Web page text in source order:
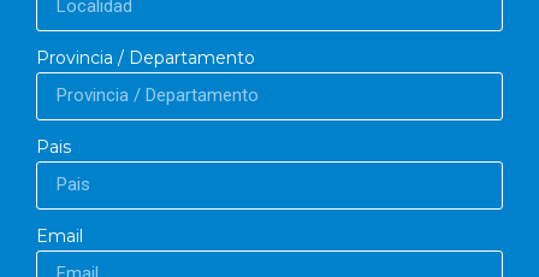
Provincia / Departamento
Pais
Email